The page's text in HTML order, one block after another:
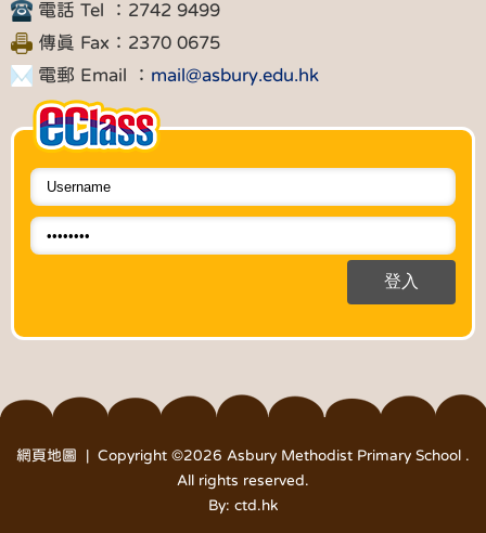
電話 Tel ：2742 9499
傳真 Fax：2370 0675
電郵 Email ： mail@asbury.edu.hk
網頁地圖 | Copyright ©2026 Asbury Methodist Primary School .
All rights reserved.
By: ctd.hk